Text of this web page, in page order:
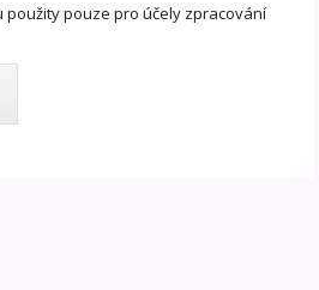
použity pouze pro účely zpracování